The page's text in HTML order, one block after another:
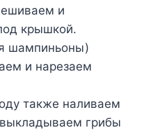
и
крышкой.
шампиньоны)
и нарезаем
также наливаем
грибы